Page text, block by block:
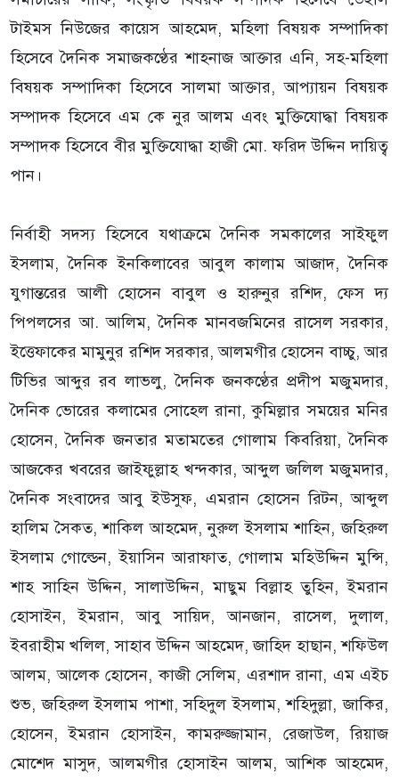
টাইমস নিউজের কায়েস আহমেদ, মহিলা বিষয়ক সম্পাদিকা
হিসেবে দৈনিক সমাজকণ্ঠের শাহনাজ আক্তার এনি, সহ-মহিলা
বিষয়ক সম্পাদিকা হিসেবে সালমা আক্তার, আপ্যায়ন বিষয়ক
সম্পাদক হিসেবে এম কে নুর আলম এবং মুক্তিযোদ্ধা বিষয়ক
সম্পাদক হিসেবে বীর মুক্তিযোদ্ধা হাজী মো. ফরিদ উদ্দিন দায়িত্ব
পান।
নির্বাহী সদস্য হিসেবে যথাক্রমে দৈনিক সমকালের সাইফুল
ইসলাম, দৈনিক ইনকিলাবের আবুল কালাম আজাদ, দৈনিক
যুগান্তরের আলী হোসেন বাবুল ও হারুনুর রশিদ, ফেস দ্য
পিপলসের আ. আলিম, দৈনিক মানবজমিনের রাসেল সরকার,
ইত্তেফাকের মামুনুর রশিদ সরকার, আলমগীর হোসেন বাচ্চু, আর
টিভির আব্দুর রব লাভলু, দৈনিক জনকণ্ঠের প্রদীপ মজুমদার,
দৈনিক ভোরের কলামের সোহেল রানা, কুমিল্লার সময়ের মনির
হোসেন, দৈনিক জনতার মতামতের গোলাম কিবরিয়া, দৈনিক
আজকের খবরের জাইফুল্লাহ খন্দকার, আব্দুল জলিল মজুমদার,
দৈনিক সংবাদের আবু ইউসুফ, এমরান হোসেন রিটন, আব্দুল
হালিম সৈকত, শাকিল আহমেদ, নুরুল ইসলাম শাহিন, জহিরুল
ইসলাম গোল্ডেন, ইয়াসিন আরাফাত, গোলাম মহিউদ্দিন মুন্সি,
শাহ সাহিন উদ্দিন, সালাউদ্দিন, মাছুম বিল্লাহ তুহিন, ইমরান
হোসাইন, ইমরান, আবু সায়িদ, আনজান, রাসেল, দুলাল,
ইবরাহীম খলিল, সাহাব উদ্দিন আহমেদ, জাহিদ হাছান, শফিউল
আলম, আলেক হোসেন, কাজী সেলিম, এরশাদ রানা, এম এইচ
শুভ, জহিরুল ইসলাম পাশা, সহিদুল ইসলাম, শহিদুল্লা, জাকির,
হোসেন, ইমরান হোসাইন, কামরুজ্জামান, রেজাউল, রিয়াজ
মোশেদ মাসুদ, আলমগীর হোসাইন আলম, আশিক আহমেদ,